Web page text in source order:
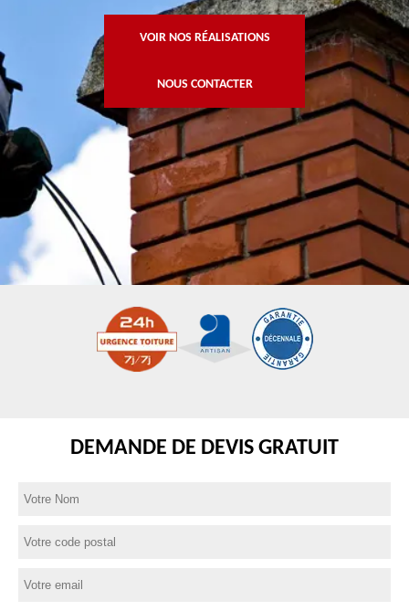
VOIR NOS RÉALISATIONS
NOUS CONTACTER
DEMANDE DE DEVIS GRATUIT